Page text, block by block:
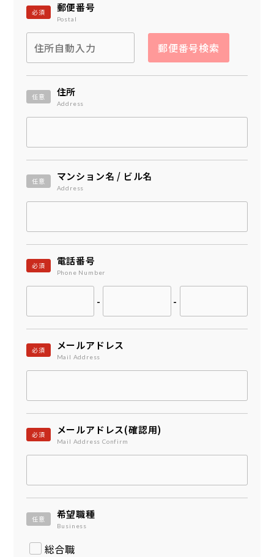
必須 郵便番号
Postal
郵便番号検索
任意 住所
Address
任意 マンション名 / ビル名
Address
必須 電話番号
Phone Number
- -
必須 メールアドレス
Mail Address
必須 メールアドレス(確認用)
Mail Address Confirm
任意 希望職種
Business
総合職